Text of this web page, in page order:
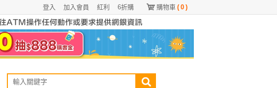
購物車 ( 0 )
6折購
紅利
加入會員
登入